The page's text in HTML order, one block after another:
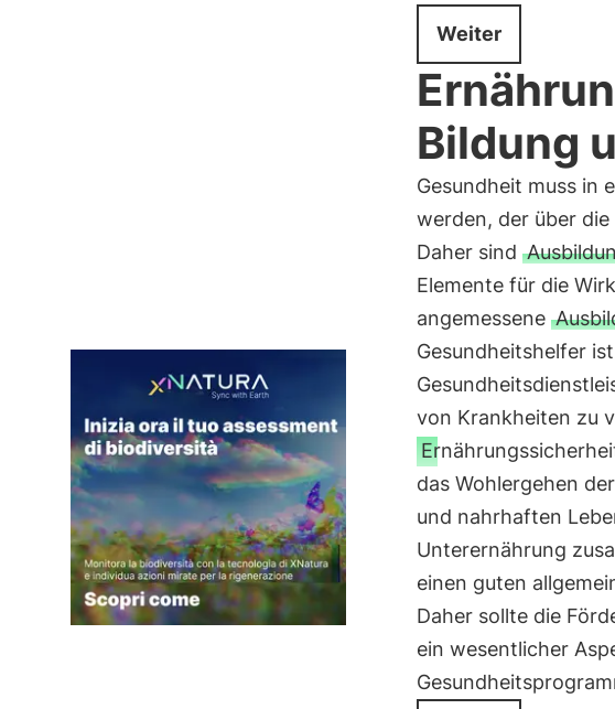
Weiter
Bildung
Gesundheit muss in
werden, der über
Daher sind
Elemente für die
angemessene
Gesundheitshelfer
von Krankheiten zu
das Wohlergehen
und nahrhaften
Unterernährung
einen guten
Daher sollte die
ein wesentlicher